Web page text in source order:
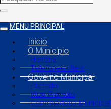
MENU PRINCIPAL
Início
O Município
História
Telefones Úteis
Governo Municipal
Prefeito
Vice Prefeito
Controladoria Municipal